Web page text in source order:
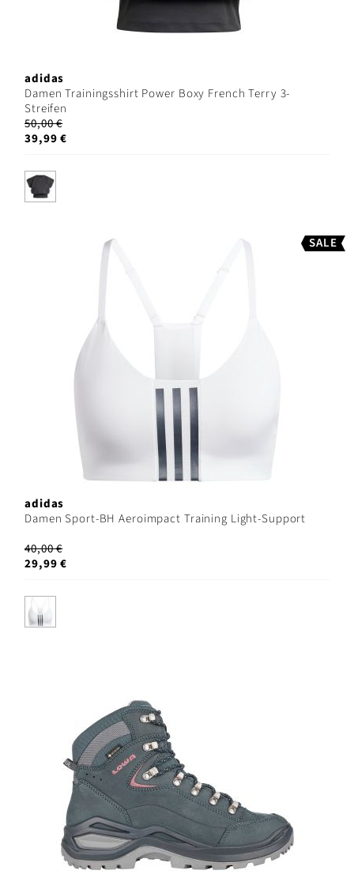
adidas
Damen Trainingsshirt Power Boxy French Terry 3-
Streifen
50,00 €
39,99 €
SALE
adidas
Damen Sport-BH Aeroimpact Training Light-Support
40,00 €
29,99 €